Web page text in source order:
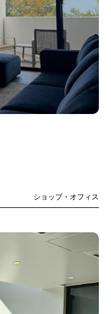
ショップ・オフィス